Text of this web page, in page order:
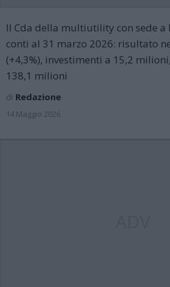
Il Cda della multiutility con sede a
conti al 31 marzo 2026: risultato
(+4,3%), investimenti a 15,2
138,1 milioni
di Redazione
14 Maggio 2026